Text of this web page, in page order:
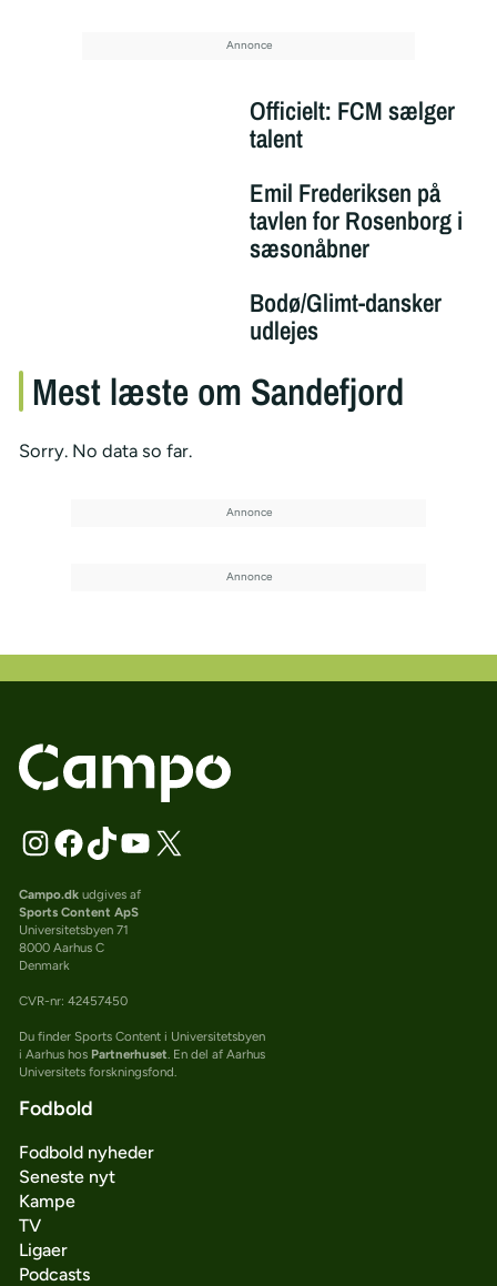
Officielt: FCM sælger
talent
Emil Frederiksen på
tavlen for Rosenborg i
sæsonåbner
Bodø/Glimt-dansker
udlejes
Mest læste om Sandefjord
Sorry. No data so far.
Campo.dkudgives af
Sports Content ApS
Universitetsbyen 71
8000 Aarhus C
Denmark
CVR-nr: 42457450
Du finder Sports Content i Universitetsbyen
i Aarhus hos Partnerhuset . En del af Aarhus
Universitets forskningsfond.
Fodbold
Fodbold nyheder
Seneste nyt
Kampe
TV
Ligaer
Podcasts